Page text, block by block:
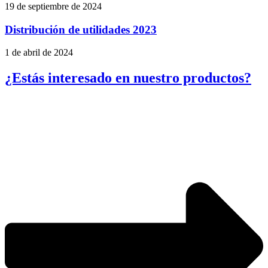
19 de septiembre de 2024
Distribución de utilidades 2023
1 de abril de 2024
¿Estás interesado en nuestro productos?